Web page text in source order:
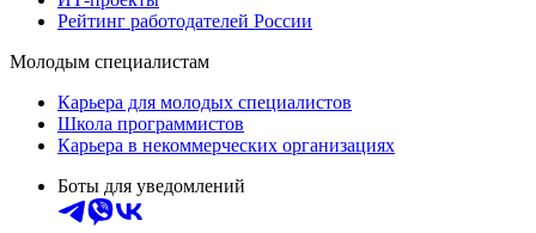
Рейтинг работодателей России
Молодым специалистам
Карьера для молодых специалистов
Школа программистов
Карьера в некоммерческих организациях
Боты для уведомлений